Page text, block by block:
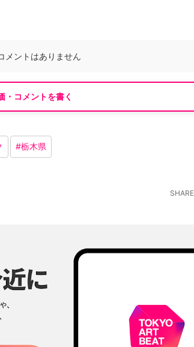
メントはありません
・コメントを書く
#栃木県
SHARE